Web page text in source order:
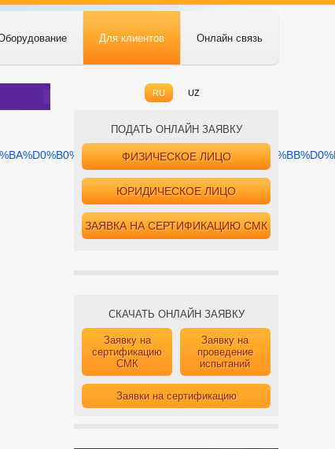
Для клиентов Онлайн связь
RU UZ
ПОДАТЬ ОНЛАЙН ЗАЯВКУ
ФИЗИЧЕСКОЕ ЛИЦО
ЮРИДИЧЕСКОЕ ЛИЦО
ЗАЯВКА НА СЕРТИФИКАЦИЮ СМК
СКАЧАТЬ ОНЛАЙН ЗАЯВКУ
Заявку на
проведение
испытаний
Заявку на
сертификацию
СМК
Заявки на сертификацию